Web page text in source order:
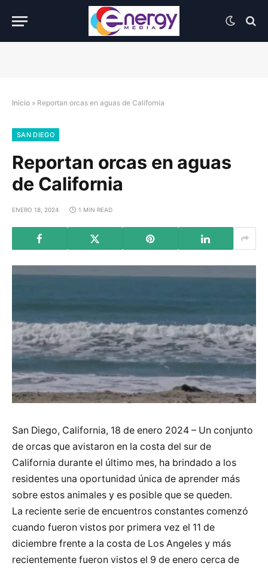
Inicio » Reportan orcas en aguas de California
SAN DIEGO
Reportan orcas en aguas
de California
ENERO 18, 2024 1 MIN READ
San Diego, California, 18 de enero 2024 – Un conjunto
de orcas que avistaron en la costa del sur de
California durante el último mes, ha brindado a los
residentes una oportunidad única de aprender más
sobre estos animales y es posible que se queden.
La reciente serie de encuentros constantes comenzó
cuando fueron vistos por primera vez el 11 de
diciembre frente a la costa de Los Angeles y más
recientemente fueron vistos el 9 de enero cerca de